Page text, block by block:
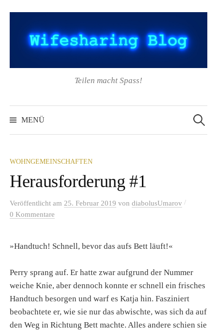
Inhalt
Teilen macht Spass!
MENÜ
nach:
WOHNGEMEINSCHAFTEN
Herausforderung #1
Veröffentlicht am 25. Februar 2019 von diabolusUmarov /
0 Kommentare
»Handtuch! Schnell, bevor das aufs Bett läuft!«
Perry sprang auf. Er hatte zwar aufgrund der Nummer
weiche Knie, aber dennoch konnte er schnell ein frisches
Handtuch besorgen und warf es Katja hin. Fasziniert
beobachtete er, wie sie nur das abwischte, was sich da auf
den Weg in Richtung Bett machte. Alles andere schien sie